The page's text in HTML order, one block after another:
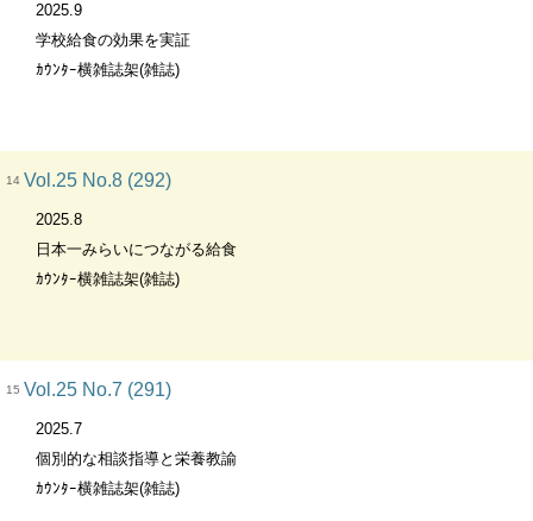
2025.9
学校給食の効果を実証
ｶｳﾝﾀｰ横雑誌架(雑誌)
14 Vol.25 No.8 (292)
2025.8
日本一みらいにつながる給食
ｶｳﾝﾀｰ横雑誌架(雑誌)
15 Vol.25 No.7 (291)
2025.7
個別的な相談指導と栄養教諭
ｶｳﾝﾀｰ横雑誌架(雑誌)